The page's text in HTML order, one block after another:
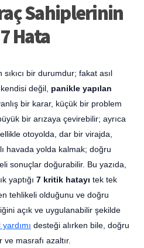
Sahiplerinin
Hata
bir durumdur; fakat asıl
değil, panikle yapılan
bir karar, küçük bir problem
bir arızaya çevirebilir; ayrıca
otoyolda, dar bir virajda,
havada yolda kalmak; doğru
sonuçlar doğurabilir. Bu yazıda,
yaptığı 7 kritik hatayı tek tek
tehlikeli olduğunu ve doğru
açık ve uygulanabilir şekilde
yardımı desteği alırken bile, doğru
ve masrafı azaltır.